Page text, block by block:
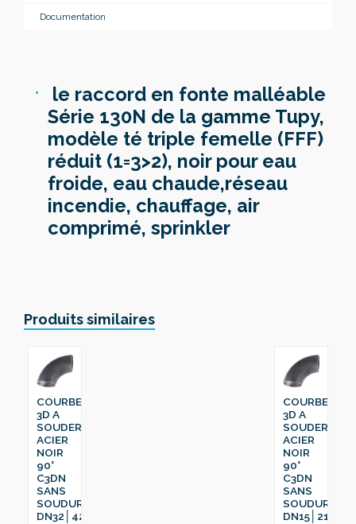
Documentation
le raccord en fonte malléable
Série 130N de la gamme Tupy,
modèle té triple femelle (FFF)
réduit (1=3>2), noir pour eau
froide, eau chaude,réseau
incendie, chauffage, air
comprimé, sprinkler
Produits similaires
COURBE
3D A
SOUDER
ACIER
NOIR
90°
C3DN
SANS
SOUDURE
DN32│42.4
COURBE
3D A
SOUDER
ACIER
NOIR
90°
C3DN
SANS
SOUDURE
DN15│21.3